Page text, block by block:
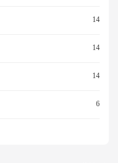
14
14
14
6